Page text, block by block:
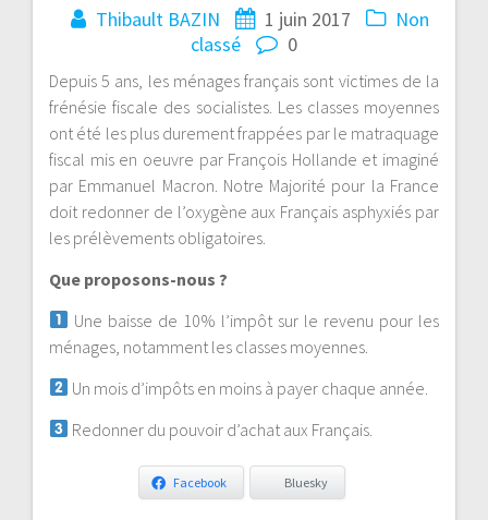
Thibault BAZIN 1 juin 2017
Non
classé
0
Depuis 5 ans, les ménages français sont victimes de la
frénésie fiscale des socialistes. Les classes moyennes
ont été les plus durement frappées par le matraquage
fiscal mis en oeuvre par François Hollande et imaginé
par Emmanuel Macron. Notre Majorité pour la France
doit redonner de l’oxygène aux Français asphyxiés par
les prélèvements obligatoires.
Que proposons-nous ?
Une baisse de 10% l’impôt sur le revenu pour les
ménages, notamment les classes moyennes.
Un mois d’impôts en moins à payer chaque année.
Redonner du pouvoir d’achat aux Français.
Facebook Bluesky